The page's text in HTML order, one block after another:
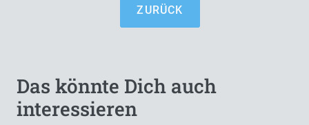
ZURÜCK
Das könnte Dich auch
interessieren